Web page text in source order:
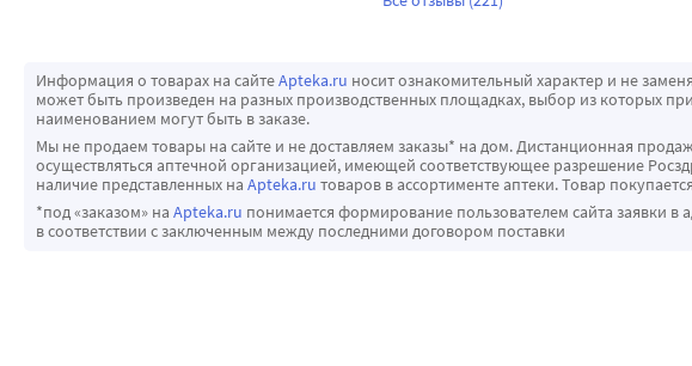
Информация о товарах на сайтеApteka.ru носит ознакомительный характер и не
может быть произведен на разных производственных площадках, выбор из которых
наименованием могут быть в заказе.
Мы не продаем товары на сайте и не доставляем заказы* на дом. Дистанционная
осуществляться аптечной организацией, имеющей соответствующее разрешение
наличие представленных на Apteka.ru товаров в ассортименте аптеки. Товар
*под «заказом» на Apteka.ru понимается формирование пользователем сайта заявки
в соответствии с заключенным между последними договором поставки